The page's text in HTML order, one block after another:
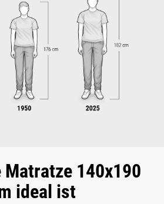
Matratze 140x190
ideal ist